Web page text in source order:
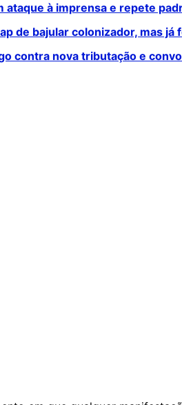
ataque à imprensa e repete
de bajular colonizador, mas já
contra nova tributação e